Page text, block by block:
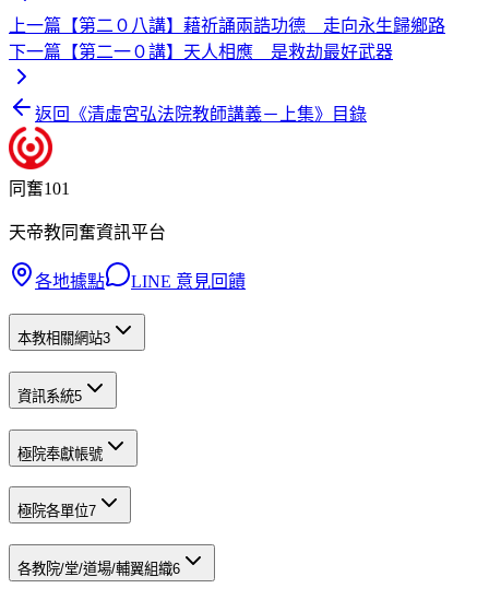
上一篇 【第二０八講】藉祈誦兩誥功德 走向永生歸鄉路
下一篇 【第二一０講】天人相應 是救劫最好武器
返回《清虛宮弘法院教師講義－上集》目錄
同奮101
天帝教同奮資訊平台
各地據點 LINE 意見回饋
本教相關網站3
資訊系統5
極院奉獻帳號
極院各單位7
各教院/堂/道場/輔翼組織6